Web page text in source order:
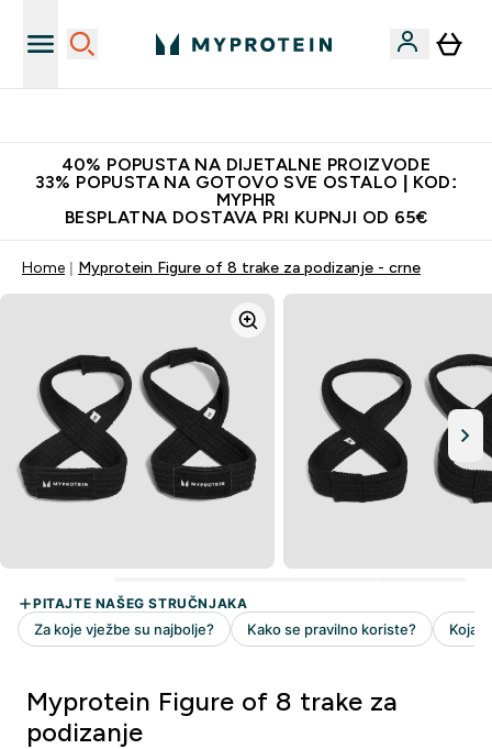
40% POPUSTA NA DIJETALNE PROIZVODE
33% POPUSTA NA GOTOVO SVE OSTALO | KOD:
MYPHR
BESPLATNA DOSTAVA PRI KUPNJI OD 65€
Home Myprotein Figure of 8 trake za podizanje - crne
Myprotein Figure of 8 trake za
podizanje